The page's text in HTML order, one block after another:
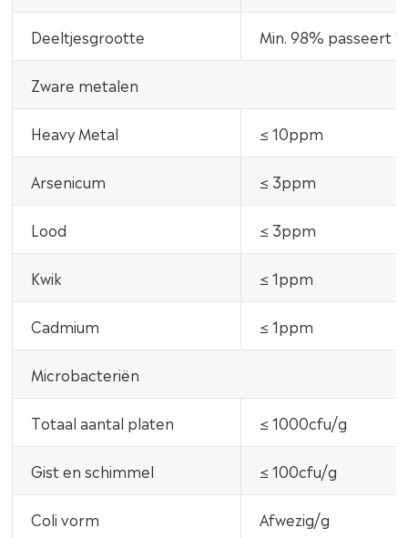
Deeltjesgrootte Min. 98% passeert
Zware metalen
Heavy Metal ≤ 10ppm
Arsenicum ≤ 3ppm
Lood ≤ 3ppm
Kwik ≤ 1ppm
Cadmium ≤ 1ppm
Microbacteriën
Totaal aantal platen ≤ 1000cfu/g
Gist en schimmel ≤ 100cfu/g
Coli vorm Afwezig/g